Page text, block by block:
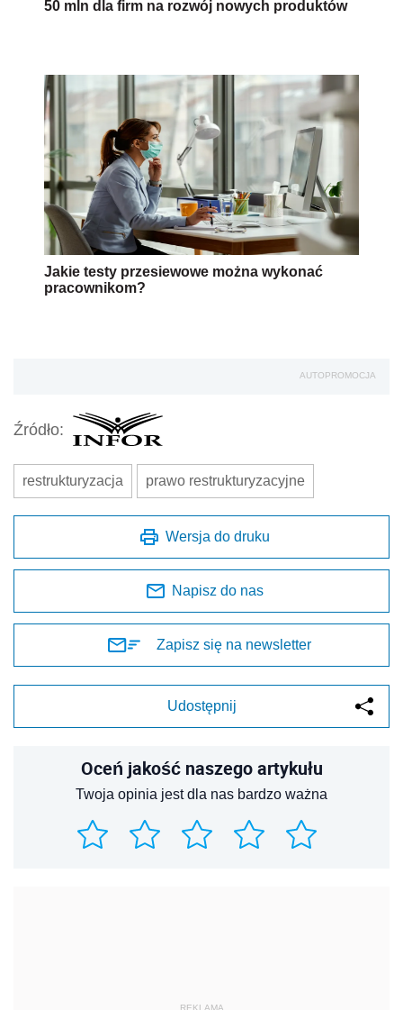
50 mln dla firm na rozwój nowych produktów
Jakie testy przesiewowe można wykonać
pracownikom?
AUTOPROMOCJA
Źródło:
restrukturyzacja prawo restrukturyzacyjne
Wersja do druku
Napisz do nas
Zapisz się na newsletter
Udostępnij
Oceń jakość naszego artykułu
Twoja opinia jest dla nas bardzo ważna
REKLAMA